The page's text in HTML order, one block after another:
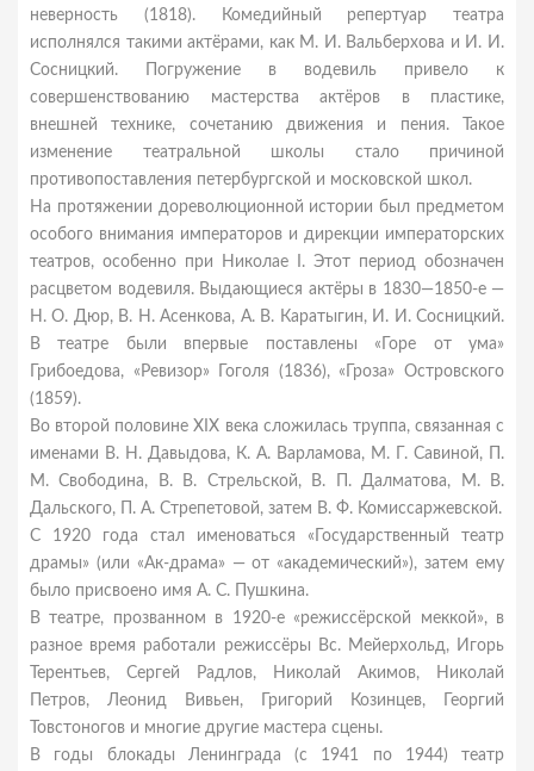
неверность (1818). Комедийный репертуар театра
исполнялся такими актёрами, как М. И. Вальберхова и И. И.
Сосницкий. Погружение в водевиль привело к
совершенствованию мастерства актёров в пластике,
внешней технике, сочетанию движения и пения. Такое
изменение театральной школы стало причиной
противопоставления петербургской и московской школ.
На протяжении дореволюционной истории был предметом
особого внимания императоров и дирекции императорских
театров, особенно при Николае I. Этот период обозначен
расцветом водевиля. Выдающиеся актёры в 1830—1850-е —
Н. О. Дюр, В. Н. Асенкова, А. В. Каратыгин, И. И. Сосницкий.
В театре были впервые поставлены «Горе от ума»
Грибоедова, «Ревизор» Гоголя (1836), «Гроза» Островского
(1859).
Во второй половине XIX века сложилась труппа, связанная с
именами В. Н. Давыдова, К. А. Варламова, М. Г. Савиной, П.
М. Свободина, В. В. Стрельской, В. П. Далматова, М. В.
Дальского, П. А. Стрепетовой, затем В. Ф. Комиссаржевской.
C 1920 года стал именоваться «Государственный театр
драмы» (или «Ак-драма» — от «академический»), затем ему
было присвоено имя А. С. Пушкина.
В театре, прозванном в 1920-е «режиссёрской меккой», в
разное время работали режиссёры Вс. Мейерхольд, Игорь
Терентьев, Сергей Радлов, Николай Акимов, Николай
Петров, Леонид Вивьен, Григорий Козинцев, Георгий
Товстоногов и многие другие мастера сцены.
В годы блокады Ленинграда (с 1941 по 1944) театр